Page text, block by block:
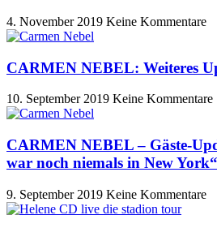
4. November 2019 Keine Kommentare
CARMEN NEBEL: Weiteres
10. September 2019 Keine Kommentare
CARMEN NEBEL – Gäste-
war noch niemals in New
9. September 2019 Keine Kommentare